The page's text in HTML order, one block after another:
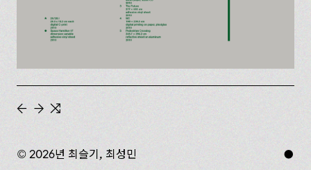
← → ⇆
© 2026년 최슬기, 최성민 ●